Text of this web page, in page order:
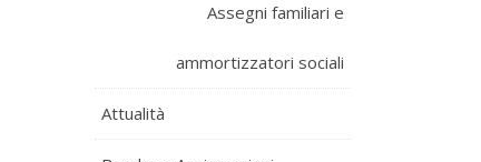
Assegni familiari e
ammortizzatori sociali
Attualità